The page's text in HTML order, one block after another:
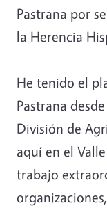
Pastrana por
la Herencia
He tenido el
Pastrana
División de
aquí en el
trabajo